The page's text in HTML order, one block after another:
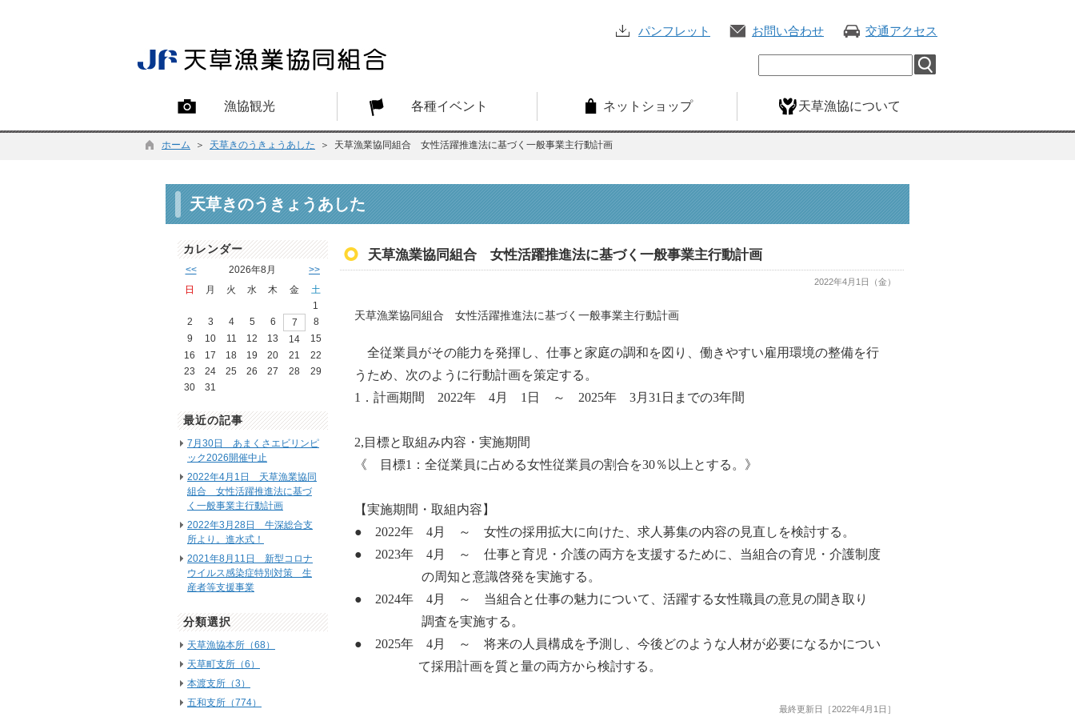
パンフレット お問い合わせ 交通アクセス
漁協観光 各種イベント ネットショップ 天草漁協について
ホーム ＞ 天草きのうきょうあした ＞ 天草漁業協同組合 女性活躍推進法に基づく一般事業主行動計画
天草きのうきょうあした
カレンダー
<< 2026年8月 >>
日 月 火 水 木 金
土
1
2
3 4 5 6 7
8
9
10 11 12 13 14
15
16
17 18 19 20 21
22
23
24 25 26 27 28
29
30
31
最近の記事
7月30日 あまくさエビリンピ
ック2026開催中止
2022年4月1日 天草漁業協同
組合 女性活躍推進法に基づ
く一般事業主行動計画
2022年3月28日 牛深総合支
所より。進水式！
2021年8月11日 新型コロナ
ウイルス感染症特別対策 生
産者等支援事業
分類選択
天草漁協本所（68）
天草町支所（6）
本渡支所（3）
五和支所（774）
天草漁業協同組合 女性活躍推進法に基づく一般事業主行動計画
2022年4月1日（金）
天草漁業協同組合 女性活躍推進法に基づく一般事業主行動計画
全従業員がその能力を発揮し、仕事と家庭の調和を図り、働きやすい雇用環境の整備を行
うため、次のように行動計画を策定する。
1．計画期間 2022年 4月 1日 ～ 2025年 3月31日までの3年間
2,目標と取組み内容・実施期間
《 目標1：全従業員に占める女性従業員の割合を30％以上とする。》
【実施期間・取組内容】
● 2022年 4月 ～ 女性の採用拡大に向けた、求人募集の内容の見直しを検討する。
● 2023年 4月 ～ 仕事と育児・介護の両方を支援するために、当組合の育児・介護制度
の周知と意識啓発を実施する。
● 2024年 4月 ～ 当組合と仕事の魅力について、活躍する女性職員の意見の聞き取り
調査を実施する。
● 2025年 4月 ～ 将来の人員構成を予測し、今後どのような人材が必要になるかについ
て採用計画を質と量の両方から検討する。
最終更新日［2022年4月1日］